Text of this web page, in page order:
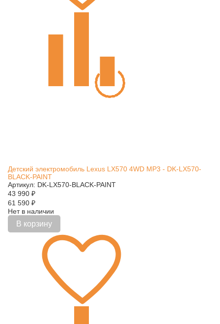
Детский электромобиль Lexus LX570 4WD MP3 - DK-LX570-
BLACK-PAINT
Артикул: DK-LX570-BLACK-PAINT
43 990 ₽
61 590 ₽
Нет в наличии
В корзину